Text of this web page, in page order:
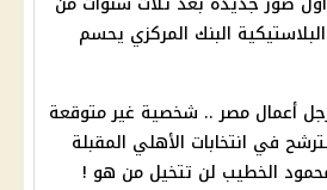
البنك المركزي يحسم
أعمال مصر .. شخصية غير متوقعة
في انتخابات الأهلي المقبلة
الخطيب لن تتخيل من هو !